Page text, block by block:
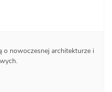
o nowoczesnej architekturze i